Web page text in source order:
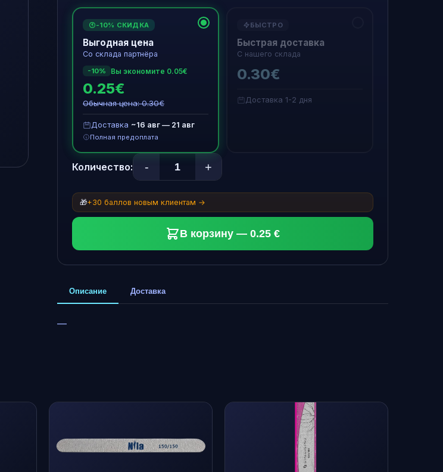
€ -10% СКИДКА
Выгодная цена
Со склада партнёра
-10% Вы экономите 0.05€
0.25€
Обычная цена: 0.30€
Доставка ~16 авг — 21 авг
Полная предоплата
БЫСТРО
Быстрая доставка
С нашего склада
0.30€
Доставка 1-2 дня
Количество: - +
🎁+30 баллов новым клиентам →
В корзину — 0.25 €
Описание Доставка
—